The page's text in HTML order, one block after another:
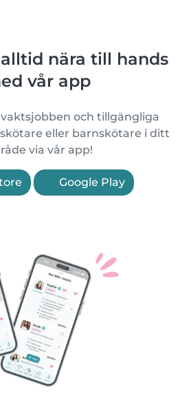
nära till hands
vår app
och tillgängliga
eller barnskötare i ditt
via vår app!
Google Play